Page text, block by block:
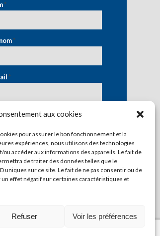
aux cookies
pour assurer le bon fonctionnement et la
expériences, nous utilisons des technologies
accéder aux informations des appareils. Le fait de
de traiter des données telles que le
uniques sur ce site. Le fait de ne pas consentir ou de
effet négatif sur certaines caractéristiques et
Refuser Voir les préférences
*
*
*